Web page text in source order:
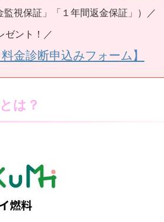
視保証」「１年間返金保証」）／
ゼント！／
金診断申込みフォーム】
は？